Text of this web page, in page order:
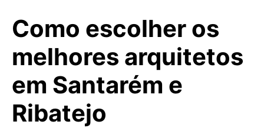
Como escolher os
melhores arquitetos
em Santarém e
Ribatejo